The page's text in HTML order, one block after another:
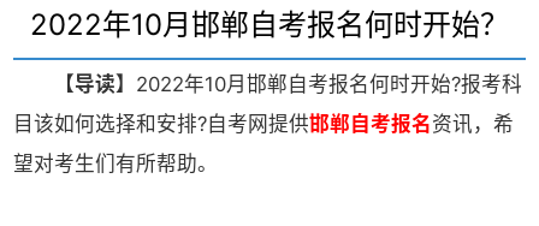
2022年10月邯郸自考报名何时开始？
【导读】 2022年10月邯郸自考报名何时开始?报考科
目该如何选择和安排?自考网提供邯郸自考报名资讯，希
望对考生们有所帮助。